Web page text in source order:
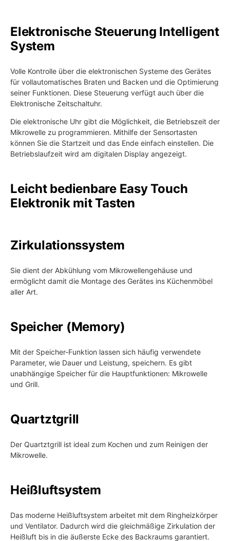
Elektronische Steuerung Intelligent
System
Volle Kontrolle über die elektronischen Systeme des Gerätes
für vollautomatisches Braten und Backen und die Optimierung
seiner Funktionen. Diese Steuerung verfügt auch über die
Elektronische Zeitschaltuhr.
Die elektronische Uhr gibt die Möglichkeit, die Betriebszeit der
Mikrowelle zu programmieren. Mithilfe der Sensortasten
können Sie die Startzeit und das Ende einfach einstellen. Die
Betriebslaufzeit wird am digitalen Display angezeigt.
Leicht bedienbare Easy Touch
Elektronik mit Tasten
Zirkulationssystem
Sie dient der Abkühlung vom Mikrowellengehäuse und
ermöglicht damit die Montage des Gerätes ins Küchenmöbel
aller Art.
Speicher (Memory)
Mit der Speicher-Funktion lassen sich häufig verwendete
Parameter, wie Dauer und Leistung, speichern. Es gibt
unabhängige Speicher für die Hauptfunktionen: Mikrowelle
und Grill.
Quartztgrill
Der Quartztgrill ist ideal zum Kochen und zum Reinigen der
Mikrowelle.
Heißluftsystem
Das moderne Heißluftsystem arbeitet mit dem Ringheizkörper
und Ventilator. Dadurch wird die gleichmäßige Zirkulation der
Heißluft bis in die äußerste Ecke des Backraums garantiert.